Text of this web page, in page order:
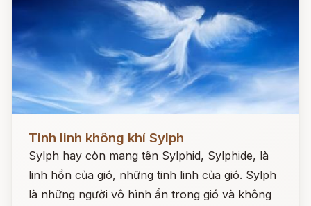
Tinh linh không khí Sylph
Sylph hay còn mang tên Sylphid, Sylphide, là
linh hồn của gió, những tinh linh của gió. Sylph
là những người vô hình ẩn trong gió và không